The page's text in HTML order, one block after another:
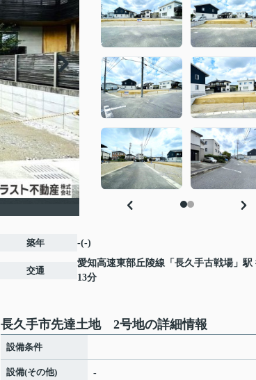
築年 -(-)
交通
愛知高速東部丘陵線 「 長久手古戦場」駅
13分
長久手市先達土地 2号地の詳細情報
設備条件
設備(その他) -